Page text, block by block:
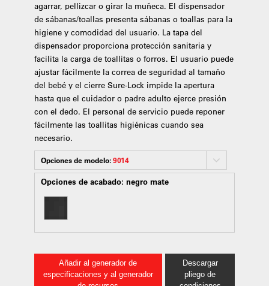
agarrar, pellizcar o girar la muñeca. El dispensador
de sábanas/toallas presenta sábanas o toallas para la
higiene y comodidad del usuario. La tapa del
dispensador proporciona protección sanitaria y
facilita la carga de toallitas o forros. El usuario puede
ajustar fácilmente la correa de seguridad al tamaño
del bebé y el cierre Sure-Lock impide la apertura
hasta que el cuidador o padre adulto ejerce presión
con el dedo. El personal de servicio puede reponer
fácilmente las toallitas higiénicas cuando sea
necesario.
Opciones de modelo:9014
Opciones de acabado: negro mate
Añadir al generador de
especificaciones y al generador
Descargar
pliego de